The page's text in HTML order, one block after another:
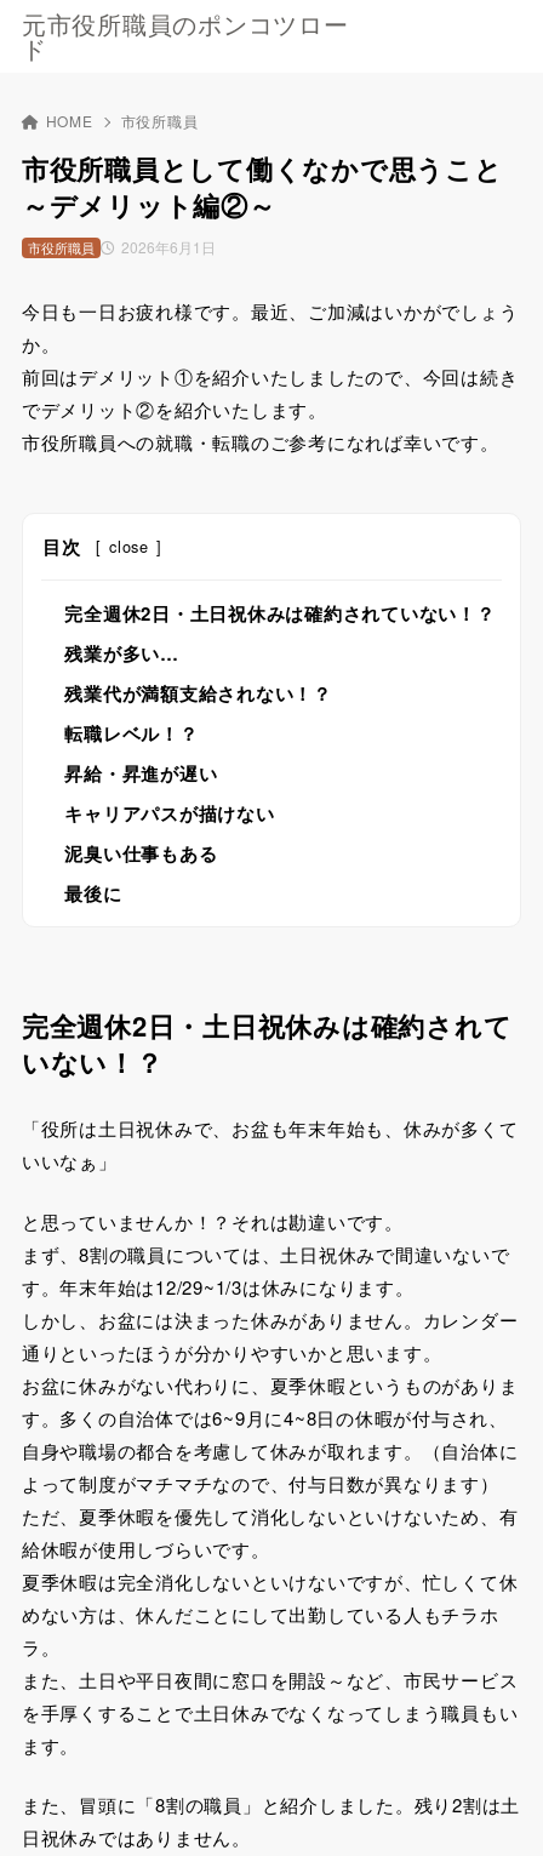
元市役所職員のポンコツロー
ド
HOME 市役所職員
市役所職員として働くなかで思うこと
～デメリット編②～
2026年6月1日
市役所職員
今日も一日お疲れ様です。最近、ご加減はいかがでしょう
か。
前回はデメリット①を紹介いたしましたので、今回は続き
でデメリット②を紹介いたします。
市役所職員への就職・転職のご参考になれば幸いです。
目次 [ close ]
完全週休2日・土日祝休みは確約されていない！？
残業が多い…
残業代が満額支給されない！？
転職レベル！？
昇給・昇進が遅い
キャリアパスが描けない
泥臭い仕事もある
最後に
完全週休2日・土日祝休みは確約されて
いない！？
「役所は土日祝休みで、お盆も年末年始も、休みが多くて
いいなぁ」
と思っていませんか！？それは勘違いです。
まず、8割の職員については、土日祝休みで間違いないで
す。年末年始は12/29~1/3は休みになります。
しかし、お盆には決まった休みがありません。カレンダー
通りといったほうが分かりやすいかと思います。
お盆に休みがない代わりに、夏季休暇というものがありま
す。多くの自治体では6~9月に4~8日の休暇が付与され、
自身や職場の都合を考慮して休みが取れます。（自治体に
よって制度がマチマチなので、付与日数が異なります）
ただ、夏季休暇を優先して消化しないといけないため、有
給休暇が使用しづらいです。
夏季休暇は完全消化しないといけないですが、忙しくて休
めない方は、休んだことにして出勤している人もチラホ
ラ。
また、土日や平日夜間に窓口を開設～など、市民サービス
を手厚くすることで土日休みでなくなってしまう職員もい
ます。
また、冒頭に「8割の職員」と紹介しました。残り2割は土
日祝休みではありません。